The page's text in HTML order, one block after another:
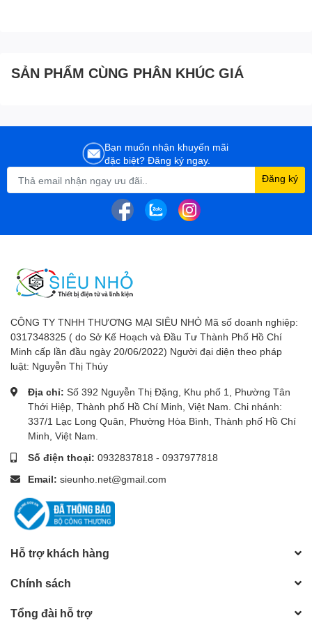
SẢN PHẨM CÙNG PHÂN KHÚC GIÁ
Bạn muốn nhận khuyến mãi
đặc biệt? Đăng ký ngay.
Đăng ký
CÔNG TY TNHH THƯƠNG MẠI SIÊU NHỎ Mã số doanh nghiệp:
0317348325 ( do Sở Kế Hoạch và Đầu Tư Thành Phố Hồ Chí
Minh cấp lần đầu ngày 20/06/2022) Người đại diện theo pháp
luật: Nguyễn Thị Thúy
Địa chỉ: Số 392 Nguyễn Thị Đặng, Khu phố 1, Phường Tân
Thới Hiệp, Thành phố Hồ Chí Minh, Việt Nam. Chi nhánh:
337/1 Lạc Long Quân, Phường Hòa Bình, Thành phố Hồ Chí
Minh, Việt Nam.
Số điện thoại: 0932837818 - 0937977818
Email: sieunho.net@gmail.com
Hỗ trợ khách hàng
Chính sách
Tổng đài hỗ trợ